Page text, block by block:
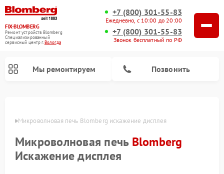
FIX-BLOMBERG
Ремонт устройств Blomberg
Специализированный
cервисный центр г.Вологда
+7 (800) 301-55-83
Ежедневно, с 10:00 до 20:00
+7 (800) 301-55-83
Звонок бесплатный по РФ
Мы ремонтируем Позвонить
Микроволновая печь Blomberg искажение дисплея
Микроволновая печь Blomberg
Искажение дисплея